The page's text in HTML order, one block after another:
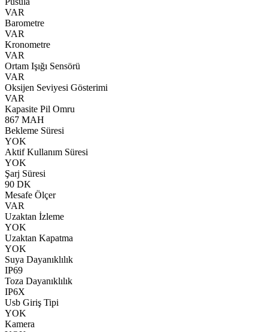
VAR
Barometre
VAR
Kronometre
VAR
Ortam Işığı Sensörü
VAR
Oksijen Seviyesi Gösterimi
VAR
Kapasite Pil Omru
867 MAH
Bekleme Süresi
YOK
Aktif Kullanım Süresi
YOK
Şarj Süresi
90 DK
Mesafe Ölçer
VAR
Uzaktan İzleme
YOK
Uzaktan Kapatma
YOK
Suya Dayanıklılık
IP69
Toza Dayanıklılık
IP6X
Usb Giriş Tipi
YOK
Kamera